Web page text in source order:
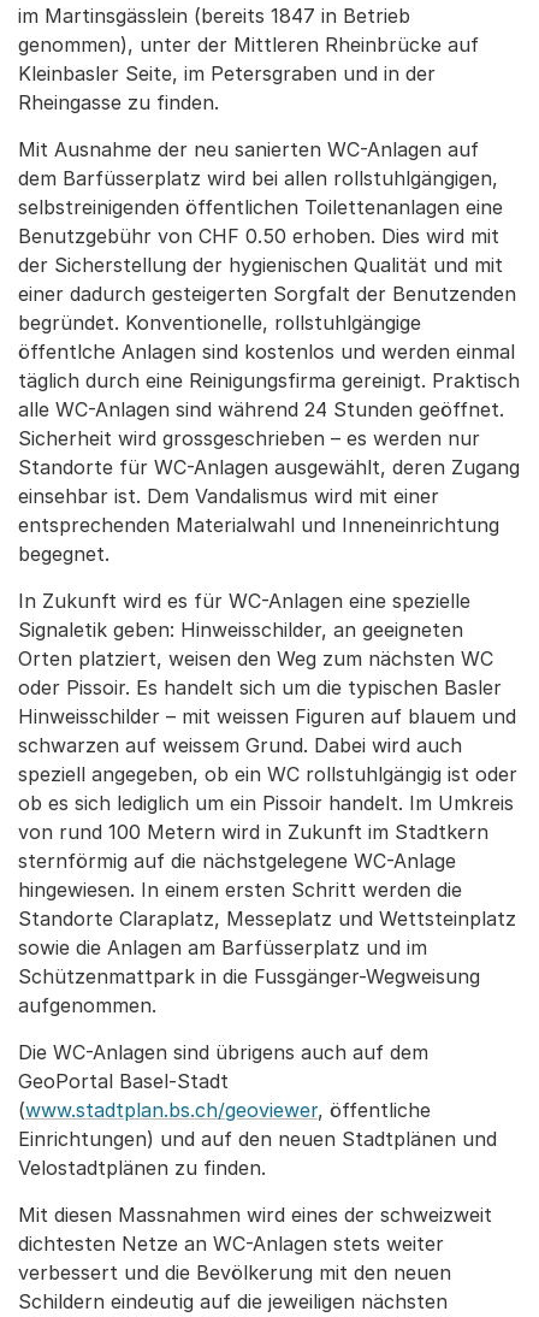
im Martinsgässlein (bereits 1847 in Betrieb
genommen), unter der Mittleren Rheinbrücke auf
Kleinbasler Seite, im Petersgraben und in der
Rheingasse zu finden.
Mit Ausnahme der neu sanierten WC-Anlagen auf
dem Barfüsserplatz wird bei allen rollstuhlgängigen,
selbstreinigenden öffentlichen Toilettenanlagen eine
Benutzgebühr von CHF 0.50 erhoben. Dies wird mit
der Sicherstellung der hygienischen Qualität und mit
einer dadurch gesteigerten Sorgfalt der Benutzenden
begründet. Konventionelle, rollstuhlgängige
öffentlche Anlagen sind kostenlos und werden einmal
täglich durch eine Reinigungsfirma gereinigt. Praktisch
alle WC-Anlagen sind während 24 Stunden geöffnet.
Sicherheit wird grossgeschrieben – es werden nur
Standorte für WC-Anlagen ausgewählt, deren Zugang
einsehbar ist. Dem Vandalismus wird mit einer
entsprechenden Materialwahl und Inneneinrichtung
begegnet.
In Zukunft wird es für WC-Anlagen eine spezielle
Signaletik geben: Hinweisschilder, an geeigneten
Orten platziert, weisen den Weg zum nächsten WC
oder Pissoir. Es handelt sich um die typischen Basler
Hinweisschilder – mit weissen Figuren auf blauem und
schwarzen auf weissem Grund. Dabei wird auch
speziell angegeben, ob ein WC rollstuhlgängig ist oder
ob es sich lediglich um ein Pissoir handelt. Im Umkreis
von rund 100 Metern wird in Zukunft im Stadtkern
sternförmig auf die nächstgelegene WC-Anlage
hingewiesen. In einem ersten Schritt werden die
Standorte Claraplatz, Messeplatz und Wettsteinplatz
sowie die Anlagen am Barfüsserplatz und im
Schützenmattpark in die Fussgänger-Wegweisung
aufgenommen.
Die WC-Anlagen sind übrigens auch auf dem
GeoPortal Basel-Stadt
(www.stadtplan.bs.ch/geoviewer, öffentliche
Einrichtungen) und auf den neuen Stadtplänen und
Velostadtplänen zu finden.
Mit diesen Massnahmen wird eines der schweizweit
dichtesten Netze an WC-Anlagen stets weiter
verbessert und die Bevölkerung mit den neuen
Schildern eindeutig auf die jeweiligen nächsten